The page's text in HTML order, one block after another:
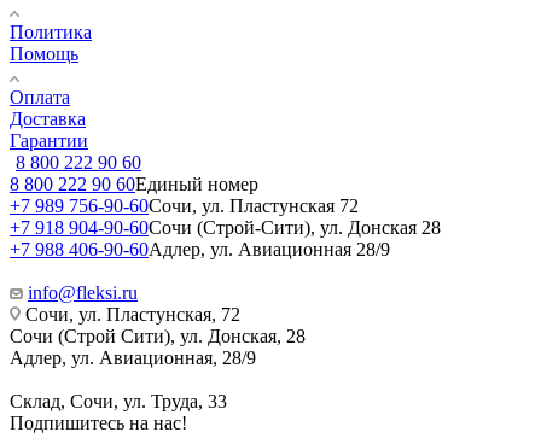
Политика
Помощь
Оплата
Доставка
Гарантии
8 800 222 90 60
8 800 222 90 60Единый номер
+7 989 756-90-60Сочи, ул. Пластунская 72
+7 918 904-90-60Сочи (Строй-Сити), ул. Донская 28
+7 988 406-90-60Адлер, ул. Авиационная 28/9
info@fleksi.ru
Сочи, ул. Пластунская, 72
Сочи (Строй Сити), ул. Донская, 28
Адлер, ул. Авиационная, 28/9
Склад, Сочи, ул. Труда, 33
Подпишитесь на нас!